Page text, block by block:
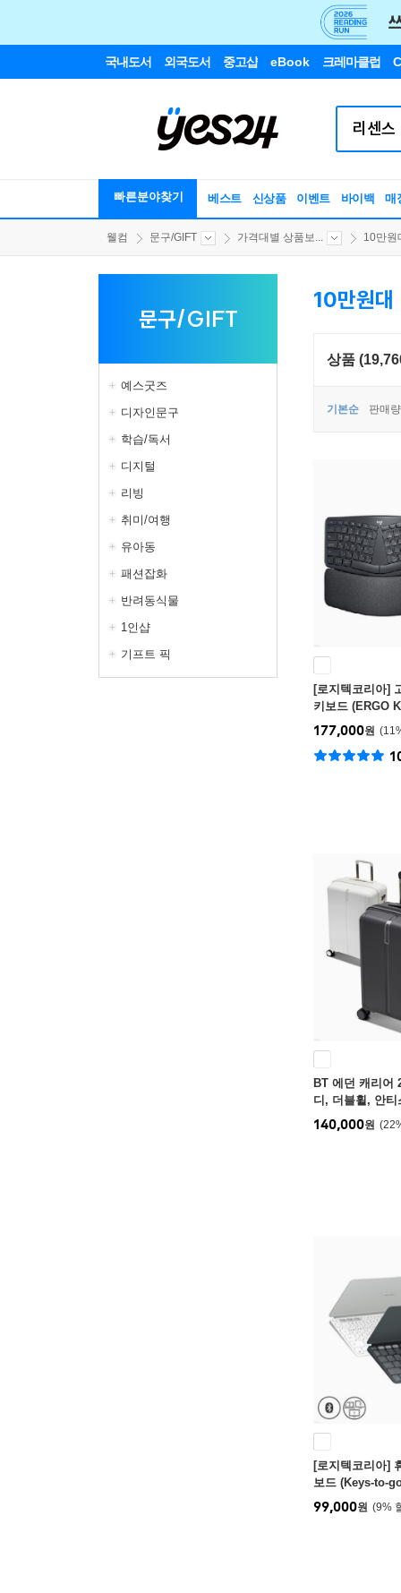
국내도서 외국도서 중고샵 eBook 크레마클럽
빠른분야찾기 베스트 신상품 이벤트 바이백 매
웰컴 문구/GIFT 가격대별 상품보... 10만원
문구/GIFT
예스굿즈
디자인문구
학습/독서
디지털
리빙
취미/여행
유아동
패션잡화
반려동식물
1인샵
기프트 픽
10만원대
상품
기본순 판매
[로지텍코리아]
키보드 (ERGO
파잉
11
177,000원
BT 에던 캐리어
디, 더블휠, 안
22
140,000원
[로지텍코리아]
보드 (Keys-to-
9%
99,000원